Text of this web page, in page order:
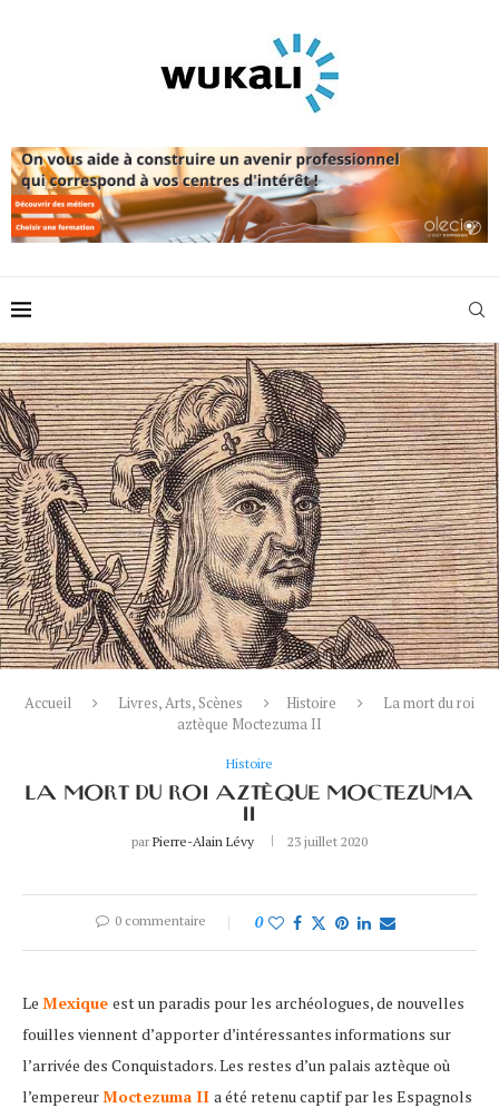
Accueil Livres, Arts, Scènes Histoire
La mort du roi
aztèque Moctezuma II
Histoire
LA MORT DU ROI AZTÈQUE MOCTEZUMA
par Pierre-Alain Lévy 23 juillet 2020
0 commentaire 0
Le Mexique est un paradis pour les archéologues, de nouvelles
fouilles viennent d’apporter d’intéressantes informations sur
l’arrivée des Conquistadors. Les restes d’un palais aztèque où
l’empereurMoctezuma II a été retenu captif par les Espagnols